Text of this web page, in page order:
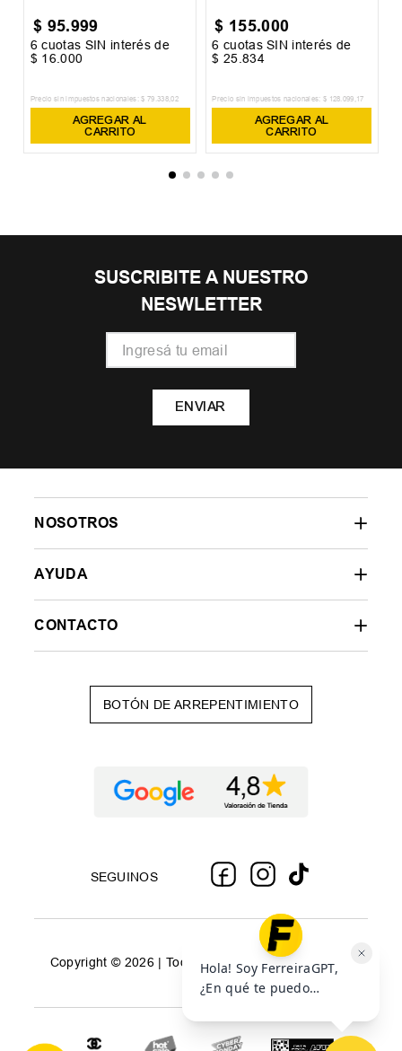
$ 95.999
6 cuotas SIN interés de
$ 16 .000
Precio sin impuestos nacionales: $ 79 .338,02
AGREGAR AL
CARRITO
$ 155.000
6 cuotas SIN interés de
$ 25 834
Precio sin impuestos nacionales: $ 128.099 ,17
AGREGAR AL
CARRITO
SUSCRIBITE A NUESTRO
NESWLETTER
ENVIAR
NOSOTROS
AYUDA
CONTACTO
BOTÓN DE ARREPENTIMIENTO
SEGUINOS
Copyright © 2026 | Todos los derechos reservados